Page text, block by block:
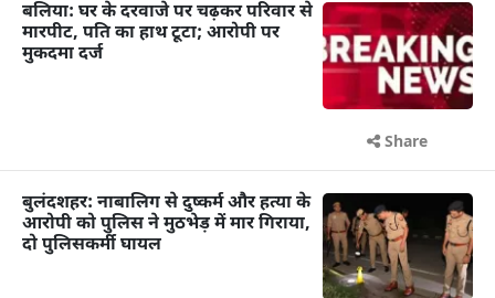
बलिया: घर के दरवाजे पर चढ़कर परिवार से
मारपीट, पति का हाथ टूटा; आरोपी पर
मुकदमा दर्ज
Share
बुलंदशहर: नाबालिग से दुष्कर्म और हत्या के
आरोपी को पुलिस ने मुठभेड़ में मार गिराया,
दो पुलिसकर्मी घायल